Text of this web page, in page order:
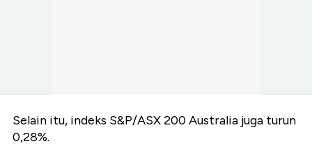
Selain itu, indeks S&P/ASX 200 Australia juga turun
0,28%.